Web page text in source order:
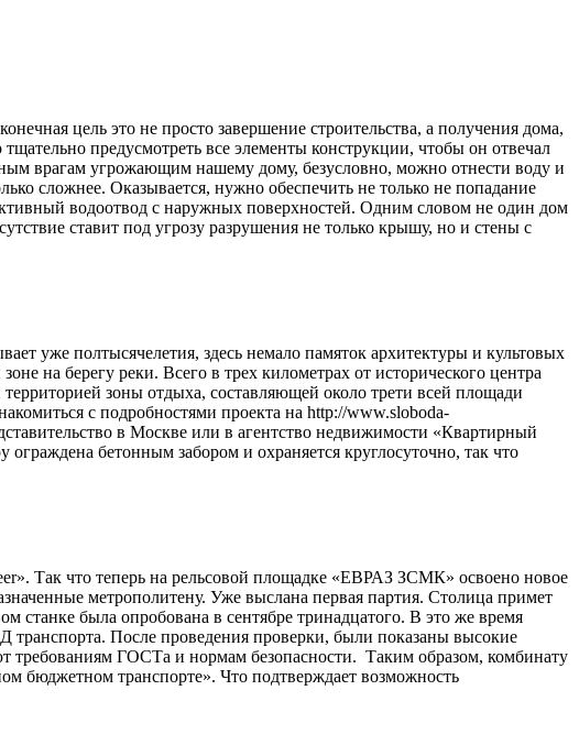
цель это не просто завершение строительства, а получения дома,
предусмотреть все элементы конструкции, чтобы он отвечал
врагам угрожающим нашему дому, безусловно, можно отнести воду и
сложнее. Оказывается, нужно обеспечить не только не попадание
водоотвод с наружных поверхностей. Одним словом не один дом
ставит под угрозу разрушения не только крышу, но и стены с
уже полтысячелетия, здесь немало памяток архитектуры и культовых
на берегу реки. Всего в трех километрах от исторического центра
зоны отдыха, составляющей около трети всей площади
с подробностями проекта на http://www.sloboda-
в Москве или в агентство недвижимости «Квартирный
бетонным забором и охраняется круглосуточно, так что
Так что теперь на рельсовой площадке «ЕВРАЗ ЗСМК» освоено новое
метрополитену. Уже выслана первая партия. Столица примет
станке была опробована в сентябре тринадцатого. В это же время
После проведения проверки, были показаны высокие
требованиям ГОСТа и нормам безопасности. Таким образом, комбинату
бюджетном транспорте». Что подтверждает возможность